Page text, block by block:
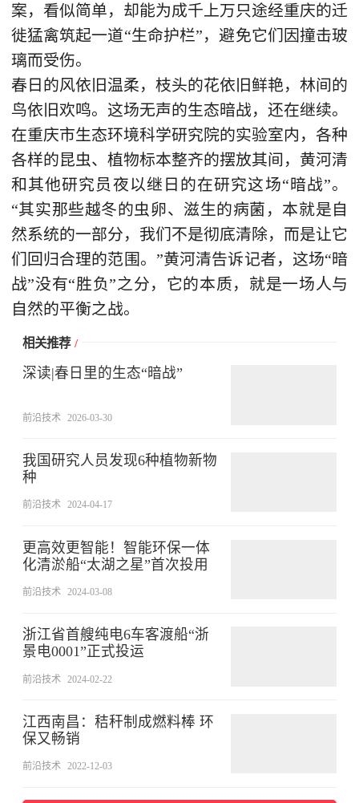
案，看似简单，却能为成千上万只途经重庆的迁
徙猛禽筑起一道“生命护栏”，避免它们因撞击玻
璃而受伤。
春日的风依旧温柔，枝头的花依旧鲜艳，林间的
鸟依旧欢鸣。这场无声的生态暗战，还在继续。
在重庆市生态环境科学研究院的实验室内，各种
各样的昆虫、植物标本整齐的摆放其间，黄河清
和其他研究员夜以继日的在研究这场“暗战”。
“其实那些越冬的虫卵、滋生的病菌，本就是自
然系统的一部分，我们不是彻底清除，而是让它
们回归合理的范围。”黄河清告诉记者，这场“暗
战”没有“胜负”之分，它的本质，就是一场人与
自然的平衡之战。
相关推荐 /
深读|春日里的生态“暗战”
前沿技术 2026-03-30
我国研究人员发现6种植物新物
种
前沿技术 2024-04-17
更高效更智能！智能环保一体
化清淤船“太湖之星”首次投用
前沿技术 2024-03-08
浙江省首艘纯电6车客渡船“浙
景电0001”正式投运
前沿技术 2024-02-22
江西南昌：秸秆制成燃料棒 环
保又畅销
前沿技术 2022-12-03